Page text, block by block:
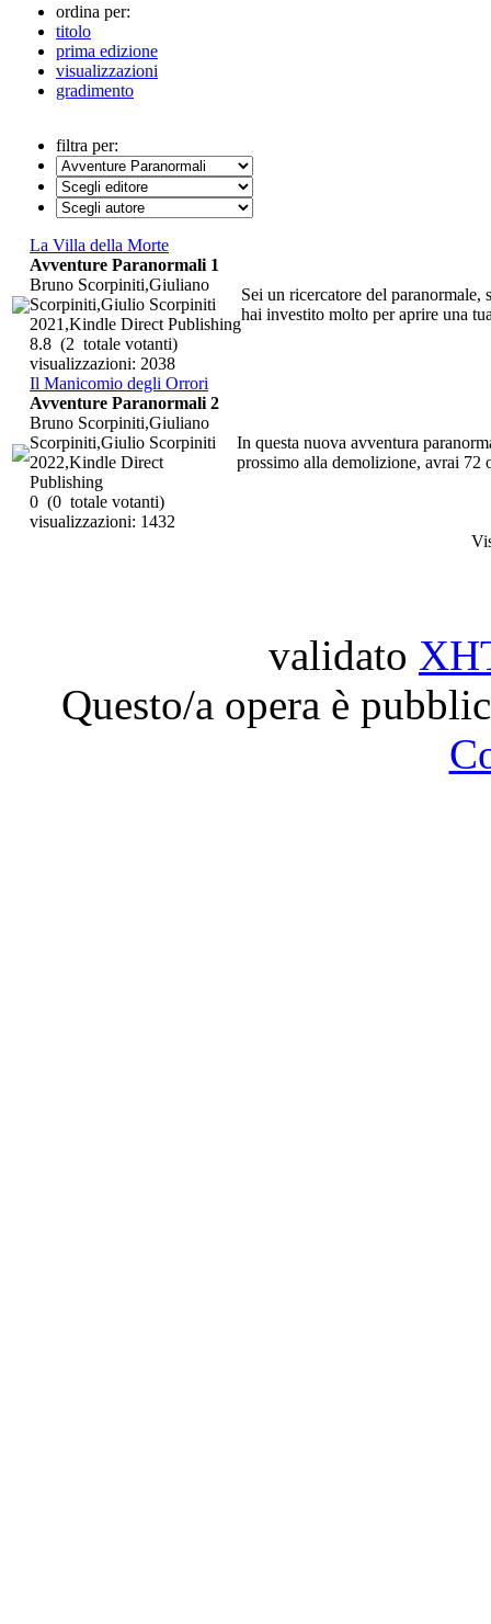
ordina per:
titolo
prima edizione
visualizzazioni
gradimento
filtra per:
La Villa della Morte
Sei un ricercatore del paranormale,
hai investito molto per aprire una
Avventure Paranormali 1
Bruno Scorpiniti,Giuliano
Scorpiniti,Giulio Scorpiniti
2021,Kindle Direct Publishing
8.8 (2 totale votanti)
visualizzazioni: 2038
Il Manicomio degli Orrori
In questa nuova avventura
prossimo alla demolizione, avrai 72
Avventure Paranormali 2
Bruno Scorpiniti,Giuliano
Scorpiniti,Giulio Scorpiniti
2022,Kindle Direct
Publishing
0 (0 totale votanti)
visualizzazioni: 1432
validato
Questo/a opera è